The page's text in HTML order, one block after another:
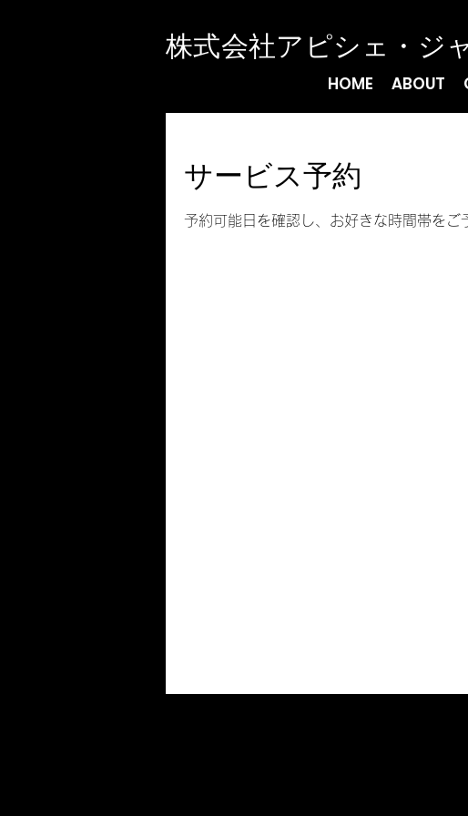
株式会社アピシェ・ジ
HOME ABOUT
サービス予約
予約可能日を確認し、お好きな時間帯をご